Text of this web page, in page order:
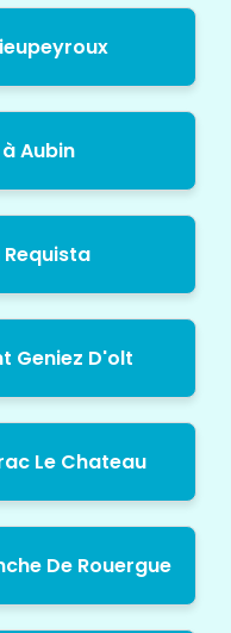
Aubin
Geniez D'olt
Le Chateau
De Rouergue